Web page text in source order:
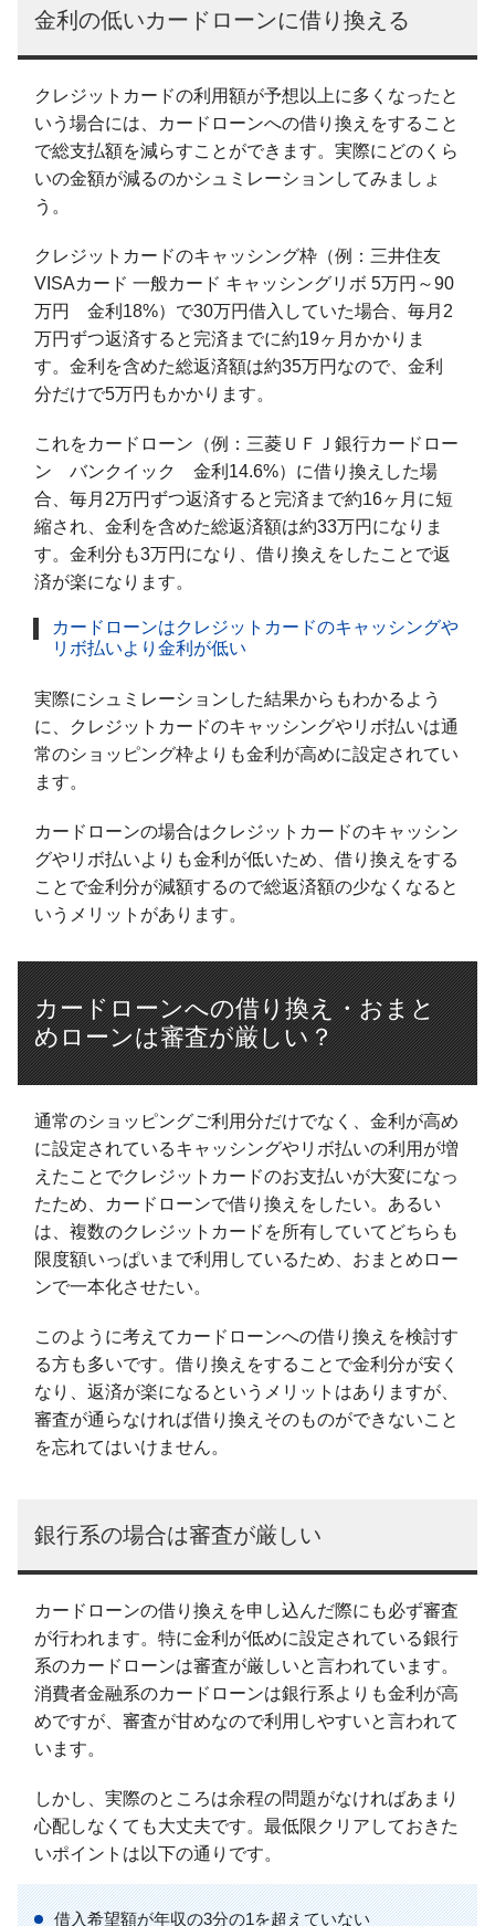
金利の低いカードローンに借り換える
クレジットカードの利用額が予想以上に多くなったと
いう場合には、カードローンへの借り換えをすること
で総支払額を減らすことができます。実際にどのくら
いの金額が減るのかシュミレーションしてみましょ
う。
クレジットカードのキャッシング枠（例：三井住友
VISAカード 一般カード キャッシングリボ 5万円～90
万円 金利18%）で30万円借入していた場合、毎月2
万円ずつ返済すると完済までに約19ヶ月かかりま
す。金利を含めた総返済額は約35万円なので、金利
分だけで5万円もかかります。
これをカードローン（例：三菱ＵＦＪ銀行カードロー
ン バンクイック 金利14.6%）に借り換えした場
合、毎月2万円ずつ返済すると完済まで約16ヶ月に短
縮され、金利を含めた総返済額は約33万円になりま
す。金利分も3万円になり、借り換えをしたことで返
済が楽になります。
カードローンはクレジットカードのキャッシングや
リボ払いより金利が低い
実際にシュミレーションした結果からもわかるよう
に、クレジットカードのキャッシングやリボ払いは通
常のショッピング枠よりも金利が高めに設定されてい
ます。
カードローンの場合はクレジットカードのキャッシン
グやリボ払いよりも金利が低いため、借り換えをする
ことで金利分が減額するので総返済額の少なくなると
いうメリットがあります。
カードローンへの借り換え・おまと
めローンは審査が厳しい？
通常のショッピングご利用分だけでなく、金利が高め
に設定されているキャッシングやリボ払いの利用が増
えたことでクレジットカードのお支払いが大変になっ
たため、カードローンで借り換えをしたい。あるい
は、複数のクレジットカードを所有していてどちらも
限度額いっぱいまで利用しているため、おまとめロー
ンで一本化させたい。
このように考えてカードローンへの借り換えを検討す
る方も多いです。借り換えをすることで金利分が安く
なり、返済が楽になるというメリットはありますが、
審査が通らなければ借り換えそのものができないこと
を忘れてはいけません。
銀行系の場合は審査が厳しい
カードローンの借り換えを申し込んだ際にも必ず審査
が行われます。特に金利が低めに設定されている銀行
系のカードローンは審査が厳しいと言われています。
消費者金融系のカードローンは銀行系よりも金利が高
めですが、審査が甘めなので利用しやすいと言われて
います。
しかし、実際のところは余程の問題がなければあまり
心配しなくても大丈夫です。最低限クリアしておきた
いポイントは以下の通りです。
借入希望額が年収の3分の1を超えていない